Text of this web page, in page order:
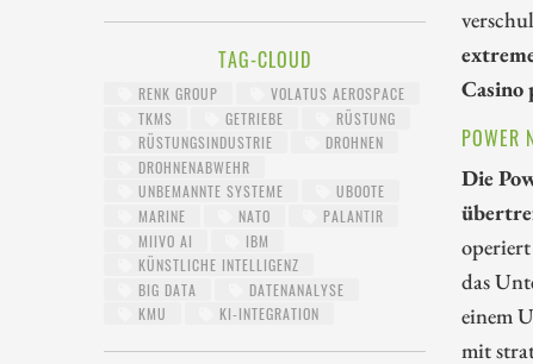
TAG-CLOUD
RENK GROUP
VOLATUS AEROSPACE
TKMS
GETRIEBE
RÜSTUNG
RÜSTUNGSINDUSTRIE
DROHNEN
DROHNENABWEHR
UNBEMANNTE SYSTEME
UBOOTE
MARINE
NATO
PALANTIR
MIIVO AI
IBM
KÜNSTLICHE INTELLIGENZ
BIG DATA
DATENANALYSE
KMU
KI-INTEGRATION
Casino
POWER
Die
das
einem
mit